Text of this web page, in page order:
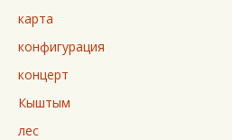
карта
конфигурация
концерт
Кыштым
лес